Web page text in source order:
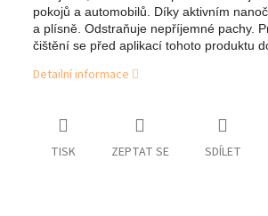
pokojů a automobilů. Díky aktivním
a plísně. Odstraňuje nepříjemné pachy.
čištění se před aplikací tohoto produktu
Detailní informace
TISK ZEPTAT SE SDÍLET